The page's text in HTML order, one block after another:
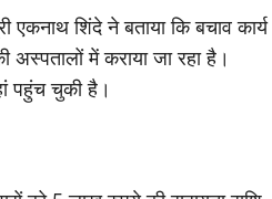
शिंदे ने बताया कि बचाव कार्य
अस्पतालों में कराया जा रहा है।
पहुंच चुकी है।